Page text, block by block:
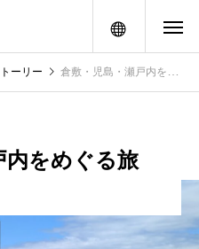
メニュー
ーリー 倉敷・児島・瀬戸内をめぐる旅
内をめぐる旅